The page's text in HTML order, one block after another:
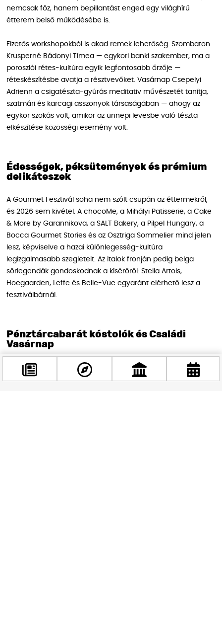
nemcsak főz, hanem bepillantást enged egy világhírű
étterem belső működésébe is.
Fizetős workshopokból is akad remek lehetőség. Szombaton
Krusperné Bádonyi Tímea — egykori banki szakember, ma a
poroszlói rétes-kultúra egyik legfontosabb őrzője —
réteskészítésbe avatja a résztvevőket. Vasárnap Csepelyi
Adrienn a csigatészta-gyúrás meditativ művészetét tanítja,
szatmári és karcagi asszonyok társaságában — ahogy az
egykor szokás volt, amikor az ünnepi levesbe való tészta
elkészítése közösségi esemény volt.
Édességek, péksütemények és prémium
delikáteszek
A Gourmet Fesztivál soha nem szólt csupán az éttermekről,
és 2026 sem kivétel. A chocoMe, a Mihályi Patisserie, a Cake
& More by Garannikova, a SALT Bakery, a Pilpel Hungary, a
Bocca Gourmet Stories és az Osztriga Sommelier mind jelen
lesz, képviselve a hazai különlegesség-kultúra
legizgalmasabb szegleteit. Az italok fronján pedig belga
sörlegendák gondoskodnak a kísérőről: Stella Artois,
Hoegaarden, Leffe és Belle-Vue egyaránt elérhető lesz a
fesztiválbárnál.
Pénztárcabarát kóstolók és Családi
Vasárnap
Nem kell finométtermi büdzsé a Gourmet Fesztiválhoz.
Mintegy harminc-negyven fogás lesz elérhető 2500 forintos